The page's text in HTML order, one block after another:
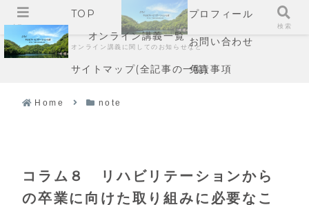
TOP
プロフィール
オンライン講義一覧
オンライン講義に関してのお知らせなどお問い合わせ
サイトマップ(全記事の一覧)免責事項
Home note
コラム８ リハビリテーションから
の卒業に向けた取り組みに必要なこ
メニュー 検索